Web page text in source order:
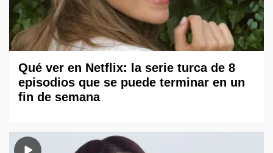
Qué ver en Netflix: la serie turca de 8
episodios que se puede terminar en un
fin de semana